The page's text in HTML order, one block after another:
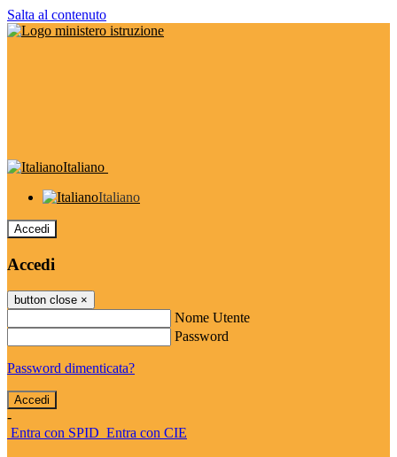
Salta al contenuto
Italiano
Italiano
Accedi
Accedi
button close ×
Nome Utente
Password
Password dimenticata?
-
Entra con SPID Entra con CIE